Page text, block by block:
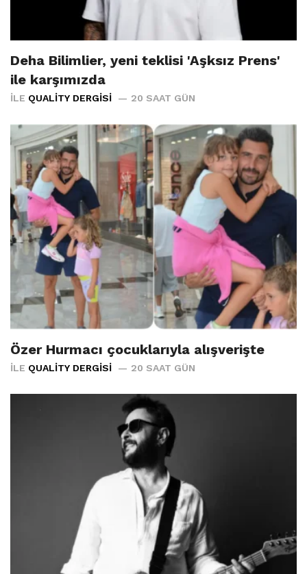
Deha Bilimlier, yeni teklisi 'Aşksız Prens'
ile karşımızda
İLE QUALITY DERGISI 20 SAAT GÜN
Özer Hurmacı çocuklarıyla alışverişte
İLE QUALITY DERGISI 20 SAAT GÜN